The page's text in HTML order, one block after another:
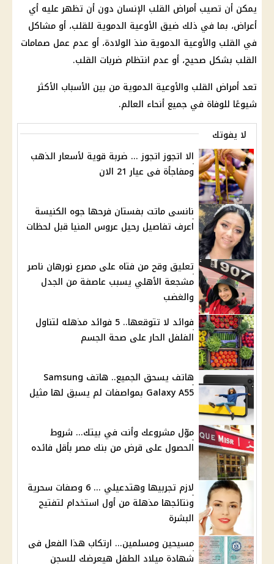
يمكن أن تصيب أمراض القلب الإنسان دون أن تظهر عليه أي
أعراض، بما في ذلك ضيق الأوعية الدموية للقلب، أو مشاكل
في القلب والأوعية الدموية منذ الولادة، أو عدم عمل صمامات
القلب بشكل صحيح، أو عدم انتظام ضربات القلب.
تعد أمراض القلب والأوعية الدموية من بين الأسباب الأكثر
شيوعًا للوفاة في جميع أنحاء العالم.
لا يفوتك
الا اتجوز اتجوز ... ضربة قوية لأسعار الذهب
ومفاجأة فى عيار 21 الان
نانسى ماتت بفستان فرحها جوه الكنيسة
اعرف تفاصيل رحيل عروس المنيا قبل لحظات
تعليق وقح من فتاه على مصرع نورهان ناصر
مشجعة الأهلي يسبب عاصفة من الجدل
والغضب
فوائد لا تتوقعها.. 5 فوائد مذهله لتناول
الفلفل الحار على صحة الجسم
هاتف يسحق الجميع.. هاتف Samsung
Galaxy A55 بمواصفات لم يسبق لها مثيل
موّل مشروعك وأنت في بيتك... شروط
الحصول على قرض من بنك مصر بأقل فائده
لازم تجربيها وهتدعيلي ... 6 وصفات سحرية
ونتائجها مذهلة من أول استخدام لتفتيح
البشرة
مسيحين ومسلمين... ارتكاب هذا الفعل فى
شهادة ميلاد الطفل هيعرضك للسجن